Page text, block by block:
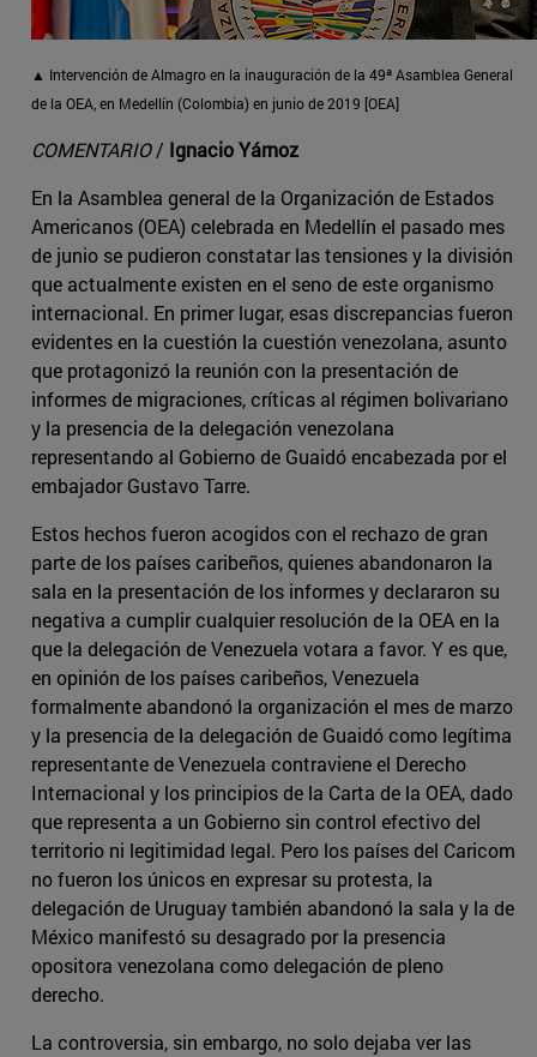
▲ Intervención de Almagro en la inauguración de la 49ª Asamblea General
de la OEA, en Medellín (Colombia) en junio de 2019 [OEA]
COMENTARIO/ Ignacio Yárnoz
En la Asamblea general de la Organización de Estados
Americanos (OEA) celebrada en Medellín el pasado mes
de junio se pudieron constatar las tensiones y la división
que actualmente existen en el seno de este organismo
internacional. En primer lugar, esas discrepancias fueron
evidentes en la cuestión la cuestión venezolana, asunto
que protagonizó la reunión con la presentación de
informes de migraciones, críticas al régimen bolivariano
y la presencia de la delegación venezolana
representando al Gobierno de Guaidó encabezada por el
embajador Gustavo Tarre.
Estos hechos fueron acogidos con el rechazo de gran
parte de los países caribeños, quienes abandonaron la
sala en la presentación de los informes y declararon su
negativa a cumplir cualquier resolución de la OEA en la
que la delegación de Venezuela votara a favor. Y es que,
en opinión de los países caribeños, Venezuela
formalmente abandonó la organización el mes de marzo
y la presencia de la delegación de Guaidó como legítima
representante de Venezuela contraviene el Derecho
Internacional y los principios de la Carta de la OEA, dado
que representa a un Gobierno sin control efectivo del
territorio ni legitimidad legal. Pero los países del Caricom
no fueron los únicos en expresar su protesta, la
delegación de Uruguay también abandonó la sala y la de
México manifestó su desagrado por la presencia
opositora venezolana como delegación de pleno
derecho.
La controversia, sin embargo, no solo dejaba ver las